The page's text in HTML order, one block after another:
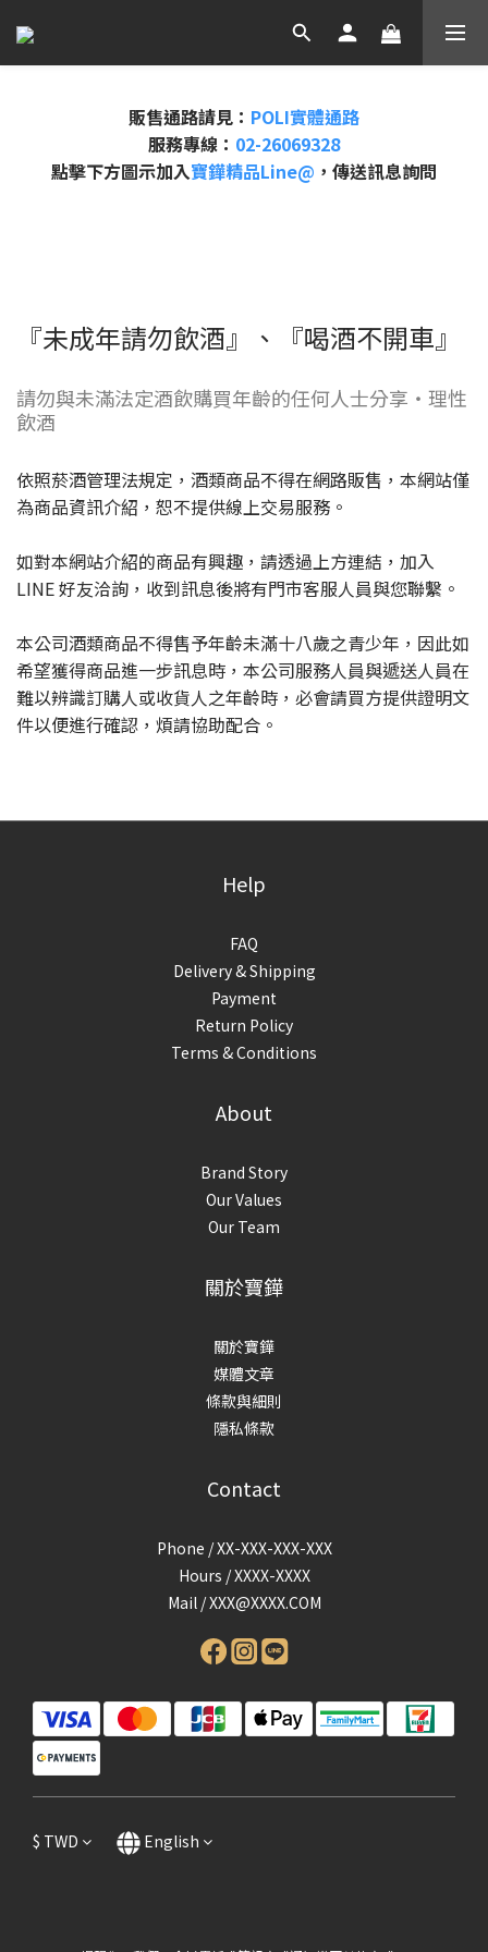
販售通路請見： POLI實體通路
服務專線： 02-26069328
點擊下方圖示加入寶鏵精品Line@ ，傳送訊息詢問
『未成年請勿飲酒』、『喝酒不開車』
請勿與未滿法定酒飲購買年齡的任何人士分享・理性
飲酒
依照菸酒管理法規定，酒類商品不得在網路販售，本網站僅
為商品資訊介紹，恕不提供線上交易服務。
如對本網站介紹的商品有興趣，請透過上方連結，加入
LINE 好友洽詢，收到訊息後將有門市客服人員與您聯繫。
本公司酒類商品不得售予年齡未滿十八歲之青少年，因此如
希望獲得商品進一步訊息時，本公司服務人員與遞送人員在
難以辨識訂購人或收貨人之年齡時，必會請買方提供證明文
件以便進行確認，煩請協助配合。
Help
FAQ
Delivery & Shipping
Payment
Return Policy
Terms & Conditions
About
Brand Story
Our Values
Our Team
關於寶鏵
關於寶鏵
媒體文章
條款與細則
隱私條款
Contact
Phone / XX-XXX-XXX-XXX
Hours / XXXX-XXXX
Mail /XXX@XXXX.COM
$ TWD English